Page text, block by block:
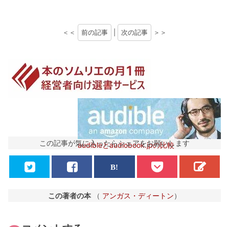
＜＜ 前の記事 次の記事 ＞＞
audibleとaudiobook.jpの比較
この記事が気に入ったらシェアをお願いします
この著者の本 （ アンガス・ディートン）